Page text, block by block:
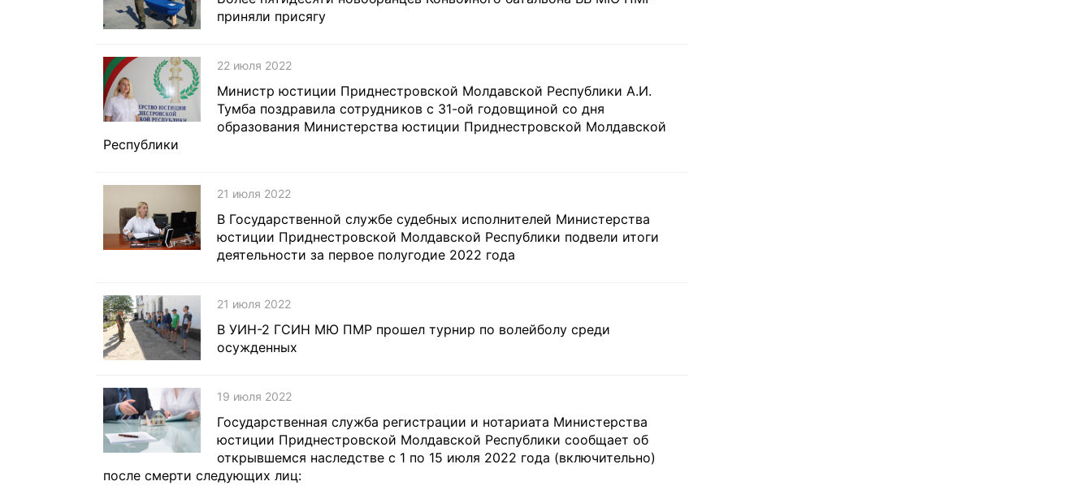
приняли присягу
22 июля 2022
Министр юстиции Приднестровской Молдавской Республики А.И.
Тумба поздравила сотрудников с 31-ой годовщиной со дня
образования Министерства юстиции Приднестровской Молдавской
Республики
21 июля 2022
В Государственной службе судебных исполнителей Министерства
юстиции Приднестровской Молдавской Республики подвели итоги
деятельности за первое полугодие 2022 года
21 июля 2022
В УИН-2 ГСИН МЮ ПМР прошел турнир по волейболу среди
осужденных
19 июля 2022
Государственная служба регистрации и нотариата Министерства
юстиции Приднестровской Молдавской Республики сообщает об
открывшемся наследстве с 1 по 15 июля 2022 года (включительно)
после смерти следующих лиц: